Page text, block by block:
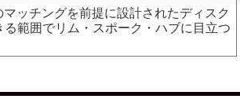
ッチングを前提に設計されたディスク
範囲でリム・スポーク・ハブに目立つ